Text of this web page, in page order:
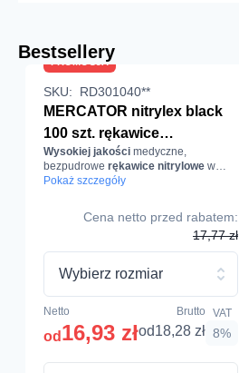
Bestsellery
PROMOCJA
SKU: RD301040**
MERCATOR nitrylex black
100 szt. rękawice
diagnostyczne i ochronne,
nitrylowe, bezpudrowe,
Wysokiej jakości medyczne,
bezpudrowe rękawice nitrylowe w
kolorze czarnym.
Pokaż szczegóły
Cena netto przed rabatem:
17,77 zł
Wybierz rozmiar
Netto
od 16,93 zł
Brutto
od18,28 zł
VAT
8%